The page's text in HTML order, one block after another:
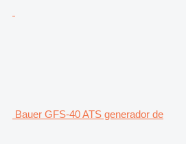
Bauer GFS-40 ATS generador de